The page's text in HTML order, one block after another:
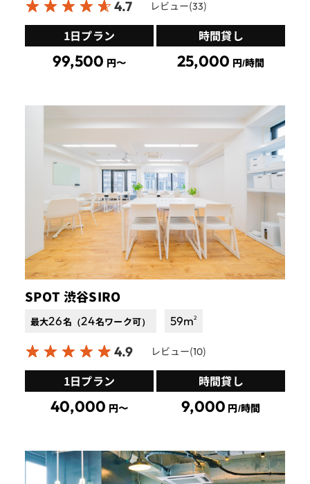
4.7 レビュー(33)
1日プラン
99,500 円〜
時間貸し
25,000 円/時間
SPOT 渋谷SIRO
最大26名（24名ワーク可） 59m2
4.9 レビュー(10)
1日プラン
40,000 円〜
時間貸し
9,000 円/時間